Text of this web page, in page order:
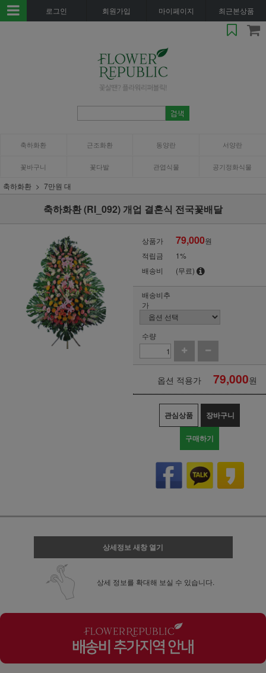
로그인 회원가입 마이페이지 최근본상품
축하화환 근조화환 동양란 서양란
꽃바구니 꽃다발 관엽식물 공기정화식물
축하화환 7만원 대
축하화환 (RI_092) 개업 결혼식 전국꽃배달
상품가 79,000원
적립금
1%
배송비
(무료)
배송비추
가
수량
옵션 적용가 79,000원
관심상품 장바구니
구매하기
상세정보 새창 열기
상세 정보를 확대해 보실 수 있습니다.